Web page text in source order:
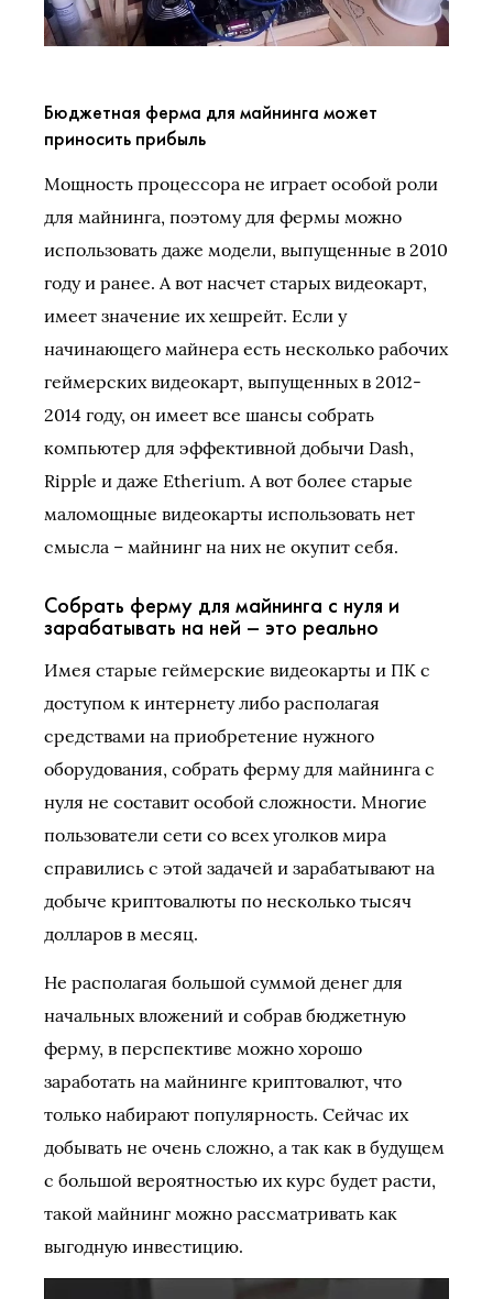
Бюджетная ферма для майнинга может
приносить прибыль
Мощность процессора не играет особой роли
для майнинга, поэтому для фермы можно
использовать даже модели, выпущенные в 2010
году и ранее. А вот насчет старых видеокарт,
имеет значение их хешрейт. Если у
начинающего майнера есть несколько рабочих
геймерских видеокарт, выпущенных в 2012-
2014 году, он имеет все шансы собрать
компьютер для эффективной добычи Dash,
Ripple и даже Etherium. А вот более старые
маломощные видеокарты использовать нет
смысла – майнинг на них не окупит себя.
Собрать ферму для майнинга с нуля и
зарабатывать на ней – это реально
Имея старые геймерские видеокарты и ПК с
доступом к интернету либо располагая
средствами на приобретение нужного
оборудования, собрать ферму для майнинга с
нуля не составит особой сложности. Многие
пользователи сети со всех уголков мира
справились с этой задачей и зарабатывают на
добыче криптовалюты по несколько тысяч
долларов в месяц.
Не располагая большой суммой денег для
начальных вложений и собрав бюджетную
ферму, в перспективе можно хорошо
заработать на майнинге криптовалют, что
только набирают популярность. Сейчас их
добывать не очень сложно, а так как в будущем
с большой вероятностью их курс будет расти,
такой майнинг можно рассматривать как
выгодную инвестицию.